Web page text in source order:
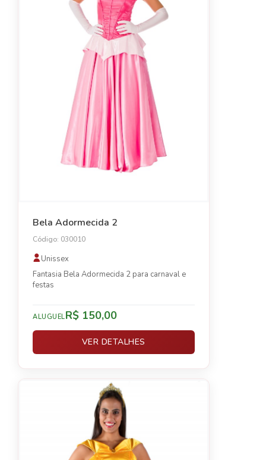
Bela Adormecida 2
Código: 030010
Unissex
Fantasia Bela Adormecida 2 para carnaval e
festas
ALUGUELR$ 150,00
VER DETALHES